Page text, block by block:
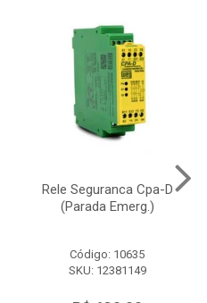
Rele Seguranca Cpa-D
(Parada Emerg.)
Código: 10635
SKU: 12381149